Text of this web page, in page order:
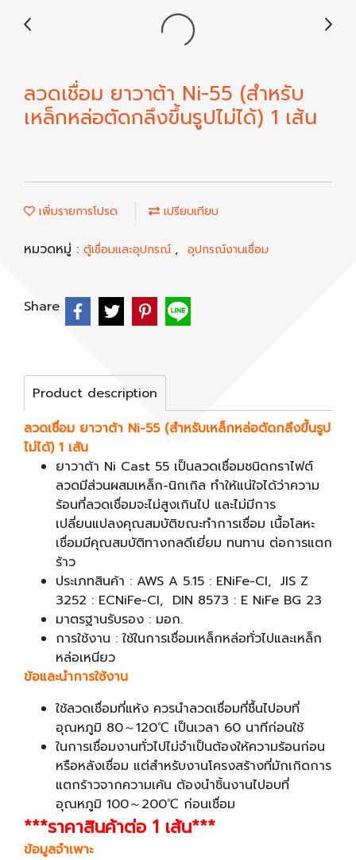
ลวดเชื่อม ยาวาต้า Ni-55 (สำหรับ
เหล็กหล่อตัดกลึงขึ้นรูปไม่ได้) 1 เส้น
เพิ่มรายการโปรด เปรียบเทียบ
หมวดหมู่ : ตู้เชื่อมและอุปกรณ์ , อุปกรณ์งานเชื่อม
Share
Product description
ลวดเชื่อม ยาวาต้า Ni-55 (สำหรับเหล็กหล่อตัดกลึงขึ้นรูป
ไม่ได้) 1 เส้น
ยาวาต้า Ni Cast 55 เป็นลวดเชื่อมชนิดกราไฟต์
ลวดมีส่วนผสมเหล็ก-นิกเกิล ทำให้แน่ใจได้ว่าความ
ร้อนที่ลวดเชื่อมจะไม่สูงเกินไป และไม่มีการ
เปลี่ยนแปลงคุณสมบัติขณะทำการเชื่อม เนื้อโลหะ
เชื่อมมีคุณสมบัติทางกลดีเยี่ยม ทนทาน ต่อการแตก
ร้าว
ประเภทสินค้า : AWS A 5.15 : ENiFe-CI, JIS Z
3252 : ECNiFe-CI, DIN 8573 : E NiFe BG 23
มาตรฐานรับรอง : มอก.
การใช้งาน : ใช้ในการเชื่อมเหล็กหล่อทั่วไปและเหล็ก
หล่อเหนียว
ข้อและนำการใช้งาน
ใช้ลวดเชื่อมที่แห้ง ควรนำลวดเชื่อมที่ชื้นไปอบที่
อุณหภูมิ 80～120℃ เป็นเวลา 60 นาทีก่อนใช้
ในการเชื่อมงานทั่วไปไม่จำเป็นต้องให้ความร้อนก่อน
หรือหลังเชื่อม แต่สำหรับงานโครงสร้างที่มักเกิดการ
แตกร้าวจาก​ความเค้น ต้องนำชิ้นงานไปอบที่
อุณหภูมิ 100～200℃ ก่อนเชื่อม
***ราคาสินค้าต่อ 1 เส้น***
ข้อมูลจำเพาะ